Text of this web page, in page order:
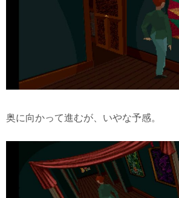
奥に向かって進むが、いやな予感。